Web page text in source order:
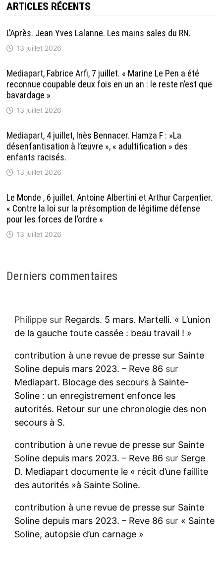
ARTICLES RÉCENTS
L’Après. Jean Yves Lalanne. Les mains sales du RN.
13 juillet 2026
Mediapart, Fabrice Arfi, 7 juillet. « Marine Le Pen a été
reconnue coupable deux fois en un an : le reste n’est que
bavardage »
13 juillet 2026
Mediapart, 4 juillet, Inès Bennacer. Hamza F : »La
désenfantisation à l’œuvre », « adultification » des
enfants racisés.
13 juillet 2026
Le Monde , 6 juillet. Antoine Albertini et Arthur Carpentier.
« Contre la loi sur la présomption de légitime défense
pour les forces de l’ordre »
13 juillet 2026
Derniers commentaires
Philippesur Regards. 5 mars. Martelli. « L’union
de la gauche toute cassée : beau travail ! »
contribution à une revue de presse sur Sainte
Soline depuis mars 2023. – Reve 86 sur
Mediapart. Blocage des secours à Sainte-
Soline : un enregistrement enfonce les
autorités. Retour sur une chronologie des non
secours à S.
contribution à une revue de presse sur Sainte
Soline depuis mars 2023. – Reve 86 sur Serge
D. Mediapart documente le « récit d’une faillite
des autorités »à Sainte Soline.
contribution à une revue de presse sur Sainte
Soline depuis mars 2023. – Reve 86 sur « Sainte
Soline, autopsie d’un carnage »